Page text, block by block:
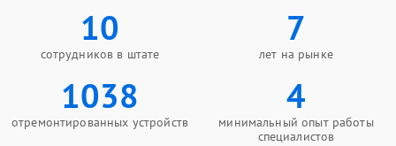
10
сотрудников в штате
7
лет на рынке
1038
отремонтированных устройств
4
минимальный опыт работы
специалистов